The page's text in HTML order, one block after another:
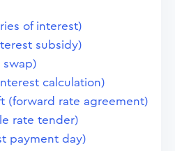
of interest)
subsidy)
swap)
calculation)
(forward rate agreement)
rate tender)
payment day)